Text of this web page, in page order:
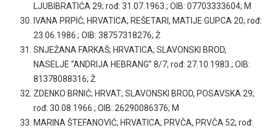
LJUBIBRATIĆA 29; rođ: 31.07.1963.; OIB: 07703333604; M
IVANA PRPIĆ; HRVATICA; REŠETARI, MATIJE GUPCA 20; rođ:
23.06.1986.; OIB: 38757318276; Ž
SNJEŽANA FARKAŠ; HRVATICA; SLAVONSKI BROD,
NASELJE “ANDRIJA HEBRANG” 8/7; rođ: 27.10.1983.; OIB:
81378088316; Ž
ZDENKO BRNIĆ; HRVAT; SLAVONSKI BROD, POSAVSKA 29;
rođ: 30.08.1966.; OIB: 26290086376; M
MARINA ŠTEFANOVIĆ; HRVATICA; PRVČA, PRVČA 52; rođ: